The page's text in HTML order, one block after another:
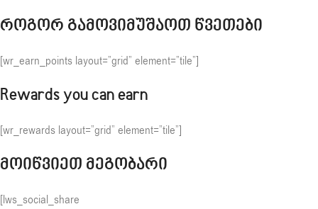
როგორ გამოვიმუშაოთ წვეთები
[wr_earn_points layout=”grid” element=”tile”]
Rewards you can earn
[wr_rewards layout=”grid” element=”tile”]
მოიწვიეთ მეგობარი
[lws_social_share